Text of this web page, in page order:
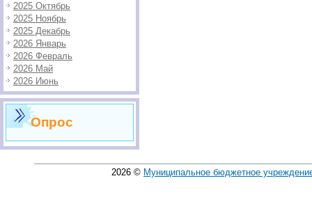
2025 Октябрь
2025 Ноябрь
2025 Декабрь
2026 Январь
2026 Февраль
2026 Май
2026 Июнь
Опрос
2026 © Муниципальное бюджетное